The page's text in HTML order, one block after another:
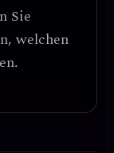
Sie
welchen